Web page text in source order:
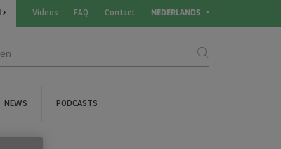
Videos FAQ Contact NEDERLANDS
NEWS PODCASTS